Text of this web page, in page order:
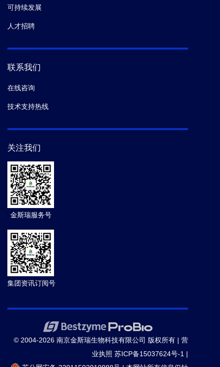
可持续发展
人才招聘
联系我们
在线咨询
技术支持热线
关注我们
金斯瑞服务号
集团资讯订阅号
© 2004-2026 南京金斯瑞生物科技有限公司 版权所有 | 营
业执照 苏ICP备15037624号-1 |